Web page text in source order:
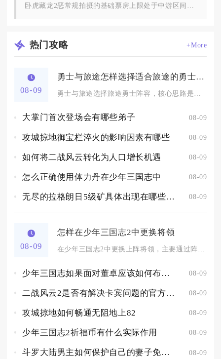
热门攻略 +More
08-09
勇士与旅途怎样选择适合旅途的勇士阵容
大掌门首次登场会有哪些弟子 08-09
攻城掠地御宝栏淬火的影响因素有哪些 08-09
如何将二战风云转化为人口增长机遇 08-09
怎么正确使用体力丹在少年三国志中 08-09
无尽的拉格朗日5级矿具体出现在哪些地点 08-09
08-09
怎样在少年三国志2中更换将领
少年三国志如果面对董卓应该如何布置防线 08-09
二战风云2是否有解决卡宾问题的官方补丁 08-09
攻城掠地如何畅通无阻地上82 08-09
少年三国志2祈福币有什么实际作用 08-09
斗罗大陆男主如何保护自己的妻子免受伤害 08-09